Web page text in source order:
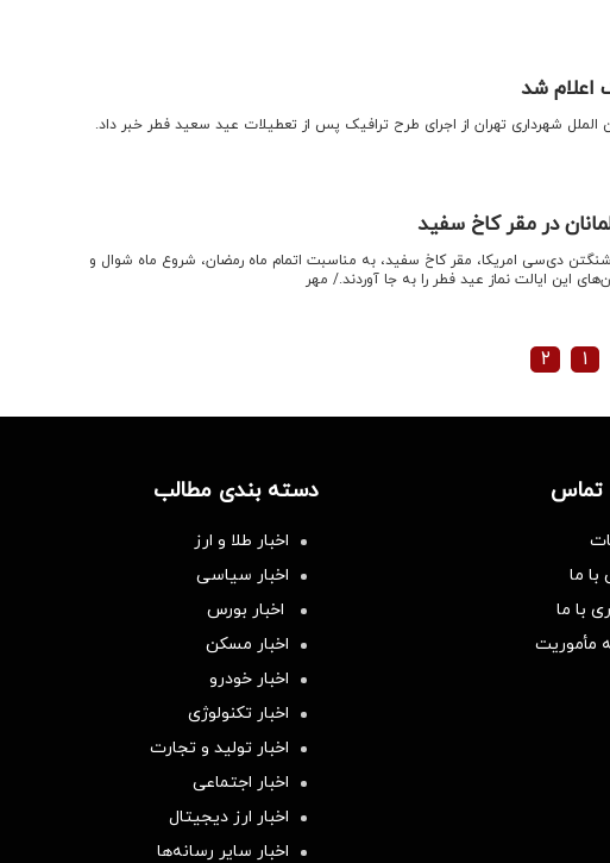
اعلام شد
الملل شهرداری تهران از اجرای طرح ترافیک پس از تعطیلات عید سعید فطر خبر داد.
در مقر کاخ سفید
دی‌سی امریکا، مقر کاخ سفید، به مناسبت اتمام ماه رمضان، شروع ماه شوال و
این ایالت نماز عید فطر را به جا آوردند./ مهر
۱ ۲
تماس
ما
با ما
مأموریت
دسته بندی مطالب
اخبار طلا و ارز
اخبار سیاسی
اخبار بورس
اخبار مسکن
اخبار خودرو
اخبار تکنولوژی
اخبار تولید و تجارت
اخبار اجتماعی
اخبار ارز دیجیتال
اخبار سایر رسانه‌‌ها